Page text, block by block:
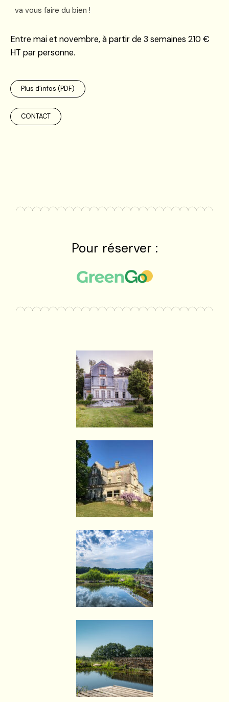
va vous faire du bien !
Entre mai et novembre, à partir de 3 semaines 210 €
HT par personne.
Plus d’infos (PDF)
CONTACT
Pour réserver :